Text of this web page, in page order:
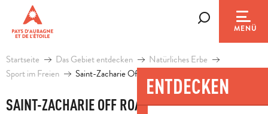
contenu
principal
MENÜ
ENTDECKEN
Startseite Das Gebiet entdecken
Natürliches Erbe
Sport im Freien
Saint-Zacharie Off Road
SAINT-ZACHARIE OFF ROAD